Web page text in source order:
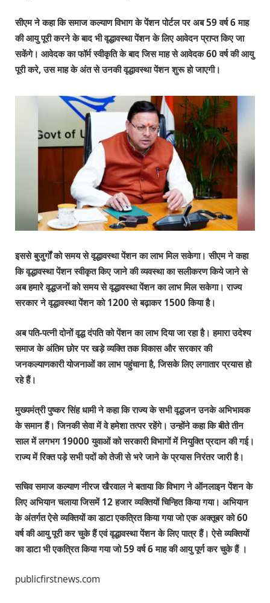
सीएम ने कहा कि समाज कल्याण विभाग के पेंशन पोर्टल पर अब59वर्ष6माह
की आयु पूरी करने के बाद भी वृद्धावस्था पेंशन के लिए आवेदन प्राप्त किए जा
सकेंगे। आवेदक का फॉर्म स्वीकृति के बाद जिस माह से आवेदक60वर्ष की आयु
पूरी करे,उस माह के अंत से उनकी वृद्धावस्था पेंशन शुरू हो जाएगी।
इससे बुजुर्गों को समय से वृद्धावस्था पेंशन का लाभ मिल सकेगा। सीएम ने कहा
कि वृद्धावस्था पेंशन स्वीकृत किए जाने की व्यवस्था का सलीकरण किये जाने से
अब हमारे वृद्धजनों को समय से वृद्धावस्था पेंशन का लाभ मिल सकेगा। राज्य
सरकार ने वृद्धावस्था पेंशन को1200से बढ़ाकर1500किया है।
अब पति-पत्नी दोनों वृद्ध दंपति को पेंशन का लाभ दिया जा रहा है। हमारा उदेश्य
समाज के अंतिम छोर पर खड़े व्यक्ति तक विकास और सरकार की
जनकल्याणकारी योजनाओं का लाभ पहुंचाना है,जिसके लिए लगातार प्रयास हो
रहे हैं।
मुख्यमंत्री पुष्कर सिंह धामी ने कहा कि राज्य के सभी वृद्धजन उनके अभिभावक
के समान हैं। जिनकी सेवा में वे हमेशा तत्पर रहेंगे। उन्होंने कहा कि बीते तीन
साल में लगभग19000युवाओं को सरकारी विभागों में नियुक्ति प्रदान की गई।
राज्य में रिक्त पड़े सभी पदों को तेजी से भरे जाने के प्रयास निरंतर जारी है।
सचिव समाज कल्याण नीरज खैरवाल ने बताया कि विभाग ने ऑनलाइन पेंशन के
लिए अभियान चलाया जिसमें12हजार व्यक्तियों चिन्हित किया गया। अभियान
के अंतर्गत ऐसे व्यक्तियों का डाटा एकत्रित किया गया जो एक अक्तूबर को60
वर्ष की आयु पूरी कर चुके हैं एवं वृद्धावस्था पेंशन के लिए पात्र हैं। ऐसे व्यक्तियों
का डाटा भी एकत्रित किया गया जो59वर्ष6माह की आयु पूर्ण कर चुके हैं ।
publicfirstnews.com